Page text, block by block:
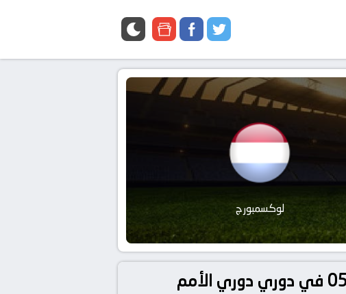
twitter
facebook
google
لوكسمبورج
تفاصيل وموعد مباراة أيرلندا الشمالية و لوكسمبورج بتاريخ 2024-09-05 في دوري دوري الأمم